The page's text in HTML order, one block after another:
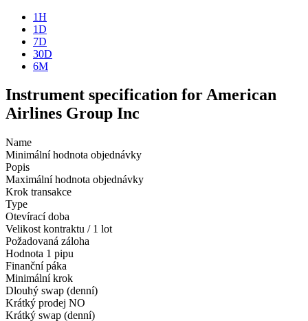
1H
1D
7D
30D
6M
Instrument specification for American
Airlines Group Inc
Name
Minimální hodnota objednávky
Popis
Maximální hodnota objednávky
Krok transakce
Type
Otevírací doba
Velikost kontraktu / 1 lot
Požadovaná záloha
Hodnota 1 pipu
Finanční páka
Minimální krok
Dlouhý swap (denní)
Krátký prodej NO
Krátký swap (denní)